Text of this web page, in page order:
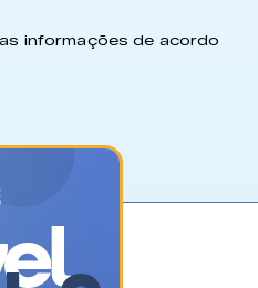
informações de acordo